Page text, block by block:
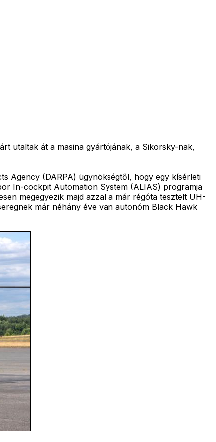
utaltak át a masina gyártójának, a Sikorsky-nak,
Agency (DARPA) ügynökségtől, hogy egy kísérleti
In-cockpit Automation System (ALIAS) programja
megegyezik majd azzal a már régóta tesztelt UH-
már néhány éve van autonóm Black Hawk